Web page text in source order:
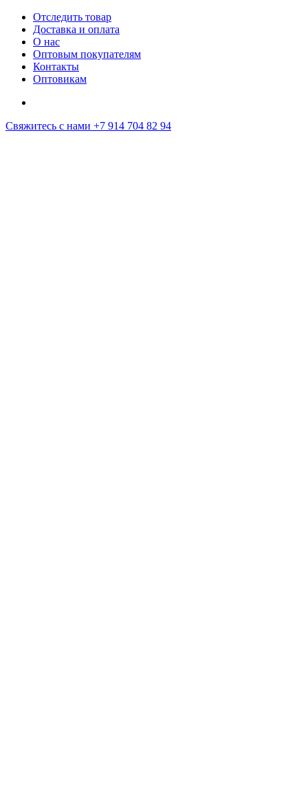
Отследить товар
Доставка и оплата
О нас
Оптовым покупателям
Контакты
Оптовикам
Свяжитесь с нами +7 914 704 82 94